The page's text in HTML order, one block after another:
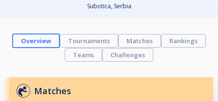
Subotica, Serbia
Overview Tournaments Matches
Rankings
Teams
Challenges
Matches